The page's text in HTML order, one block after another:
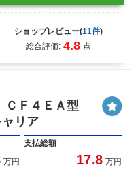
ショップレビュー(11件)
総合評価: 4.8 点
ＣＦ４ＥＡ型
リア
万円
支払総額
17.8 万円